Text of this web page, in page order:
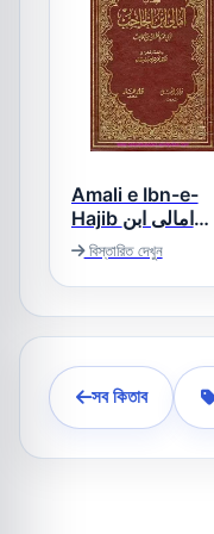
Amali e Ibn-e-
Hajib امالى ابن
الحاجب
বিস্তারিত দেখুন
সব কিতাব